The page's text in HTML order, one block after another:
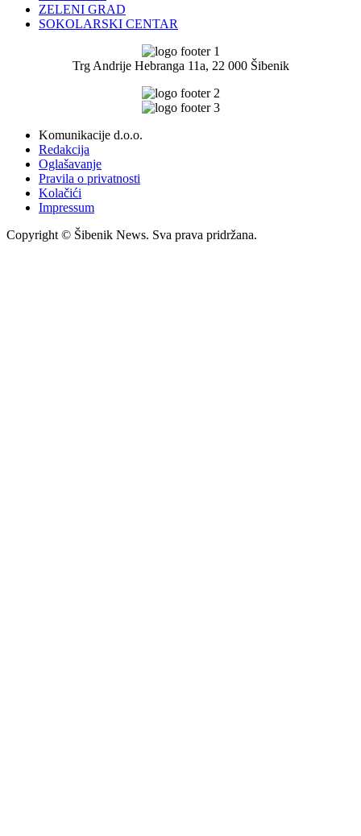
ZELENI GRAD
SOKOLARSKI CENTAR
Trg Andrije Hebranga 11a, 22 000 Šibenik
Komunikacije d.o.o.
Redakcija
Oglašavanje
Pravila o privatnosti
Kolačići
Impressum
Copyright © Šibenik News. Sva prava pridržana.